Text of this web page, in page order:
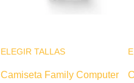
ELEGIR TALLAS
variantes. Las
Camiseta Family Computer